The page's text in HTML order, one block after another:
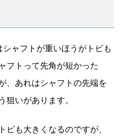
ャフトが重いほうがトビも
フトって先角が短かった
、あれはシャフトの先端を
狙いがあります。
ビも大きくなるのですが、